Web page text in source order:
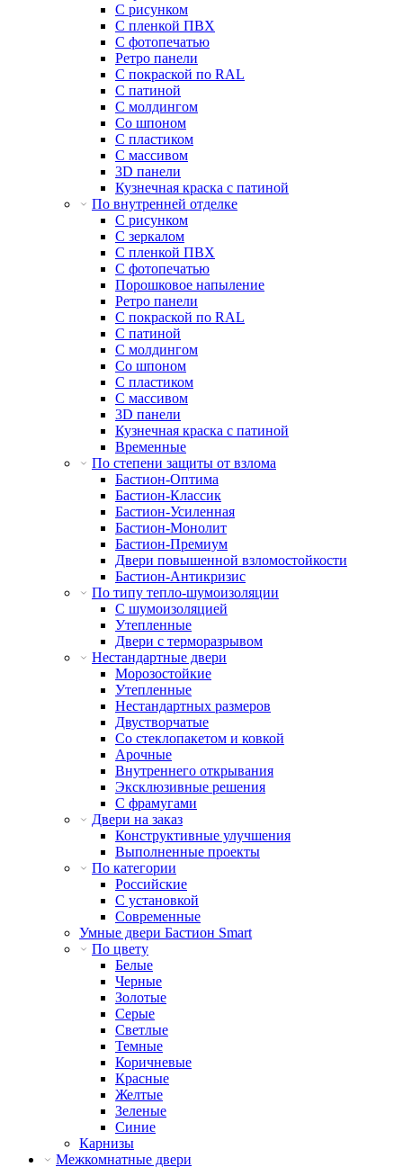
С рисунком
С пленкой ПВХ
С фотопечатью
Ретро панели
С покраской по RAL
С патиной
С молдингом
Со шпоном
С пластиком
С массивом
3D панели
Кузнечная краска с патиной
По внутренней отделке
С рисунком
С зеркалом
С пленкой ПВХ
С фотопечатью
Порошковое напыление
Ретро панели
С покраской по RAL
С патиной
С молдингом
Со шпоном
С пластиком
С массивом
3D панели
Кузнечная краска с патиной
Временные
По степени защиты от взлома
Бастион-Оптима
Бастион-Классик
Бастион-Усиленная
Бастион-Монолит
Бастион-Премиум
Двери повышенной взломостойкости
Бастион-Антикризис
По типу тепло-шумоизоляции
С шумоизоляцией
Утепленные
Двери с терморазрывом
Нестандартные двери
Морозостойкие
Утепленные
Нестандартных размеров
Двустворчатые
Со стеклопакетом и ковкой
Арочные
Внутреннего открывания
Эксклюзивные решения
С фрамугами
Двери на заказ
Конструктивные улучшения
Выполненные проекты
По категории
Российские
С установкой
Современные
Умные двери Бастион Smart
По цвету
Белые
Черные
Золотые
Серые
Светлые
Темные
Коричневые
Красные
Желтые
Зеленые
Синие
Карнизы
Межкомнатные двери